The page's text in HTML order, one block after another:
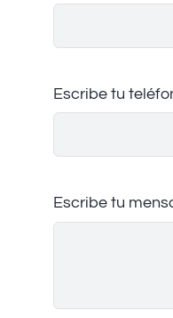
Escribe tu
Escribe tu